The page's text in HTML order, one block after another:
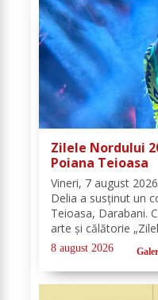
Zilele Nordului
Poiana Teioasa
Vineri, 7 august
Delia a susținut un
Teioasa, Darabani.
arte și călătorie
acest colț de
călduroasă și
8 august 2026